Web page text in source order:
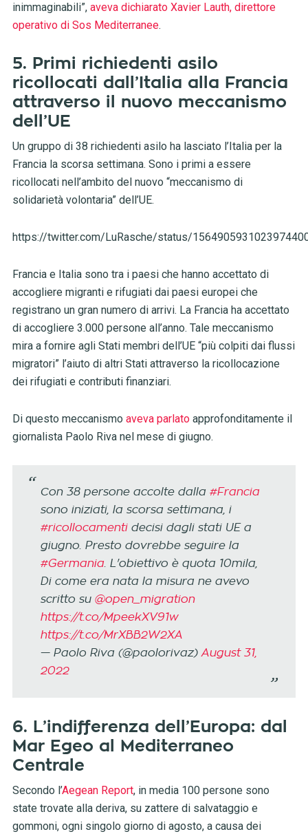
inimmaginabili”, aveva dichiarato Xavier Lauth, direttore
operativo di Sos Mediterranee.
5. Primi richiedenti asilo
ricollocati dall’Italia alla Francia
attraverso il nuovo meccanismo
dell’UE
Un gruppo di 38 richiedenti asilo ha lasciato l’Italia per la
Francia la scorsa settimana. Sono i primi a essere
ricollocati nell’ambito del nuovo “meccanismo di
solidarietà volontaria” dell’UE.
https://twitter.com/LuRasche/status/
Francia e Italia sono tra i paesi che hanno accettato di
accogliere migranti e rifugiati dai paesi europei che
registrano un gran numero di arrivi. La Francia ha accettato
di accogliere 3.000 persone all’anno. Tale meccanismo
mira a fornire agli Stati membri dell’UE “più colpiti dai flussi
migratori” l’aiuto di altri Stati attraverso la ricollocazione
dei rifugiati e contributi finanziari.
Di questo meccanismo aveva parlatoapprofonditamente il
giornalista Paolo Riva nel mese di giugno.
Con 38 persone accolte dalla #Francia
sono iniziati, la scorsa settimana, i
#ricollocamentidecisi dagli stati UE a
giugno. Presto dovrebbe seguire la
#Germania. L'obiettivo è quota 10mila,
Di come era nata la misura ne avevo
scritto su @open_migration
https://t.co/MpeekXV91w
https://t.co/MrXBB2W2XA
— Paolo Riva (@paolorivaz) August 31,
2022
6. L’indifferenza dell’Europa: dal
Mar Egeo al Mediterraneo
Centrale
Secondo l’Aegean Report, in media 100 persone sono
state trovate alla deriva, su zattere di salvataggio e
gommoni, ogni singolo giorno di agosto, a causa dei